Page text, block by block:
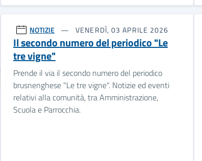
NOTIZIE VENERDÌ, 03 APRILE 2026
Il secondo numero del periodico "Le
tre vigne"
Prende il via il secondo numero del periodico
brusnenghese "Le tre vigne". Notizie ed eventi
relativi alla comunità, tra Amministrazione,
Scuola e Parrocchia.